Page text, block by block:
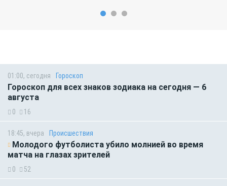
01:00, сегодня Гороскоп
Гороскоп для всех знаков зодиака на сегодня — 6
августа
0 16
18:45, вчера Происшествия
Молодого футболиста убило молнией во время
матча на глазах зрителей
0 52